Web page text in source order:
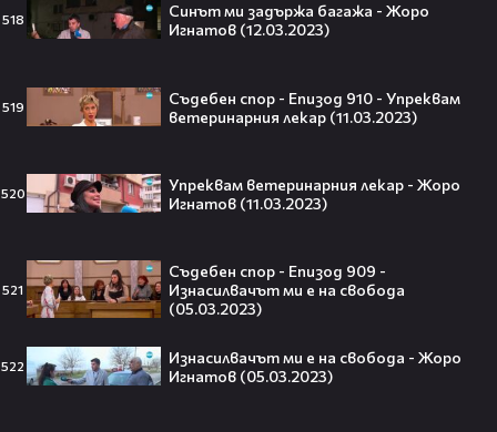
518
Синът ми задържа багажа - Жоро
Игнатов (12.03.2023)
519
Съдебен спор - Епизод 910 - Упреквам
ветеринарния лекар (11.03.2023)
520
Упреквам ветеринарния лекар - Жоро
Игнатов (11.03.2023)
521
Съдебен спор - Епизод 909 -
Изнасилвачът ми е на свобода
(05.03.2023)
522
Изнасилвачът ми е на свобода - Жоро
Игнатов (05.03.2023)
Джъстин Бийбър ще пее на
Световното първенство по
08:16
ANIVENTURE COMIC CON 2026:
Влязохме в друг свят!
Трафорд“ директно на
театралната сцена👀⚽